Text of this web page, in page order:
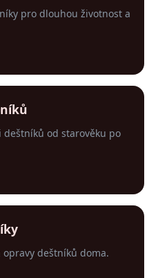
pro dlouhou životnost a
od starověku po
deštníků doma.